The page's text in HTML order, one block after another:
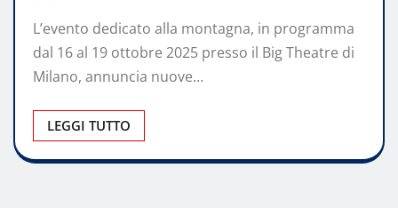
L’evento dedicato alla montagna, in programma
dal 16 al 19 ottobre 2025 presso il Big Theatre di
Milano, annuncia nuove…
LEGGI TUTTO